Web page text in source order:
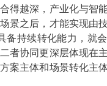
得越深，产业化与智
景之后，才能实现由
备持续转化能力，就
者协同更深层体现在
案主体和场景转化主